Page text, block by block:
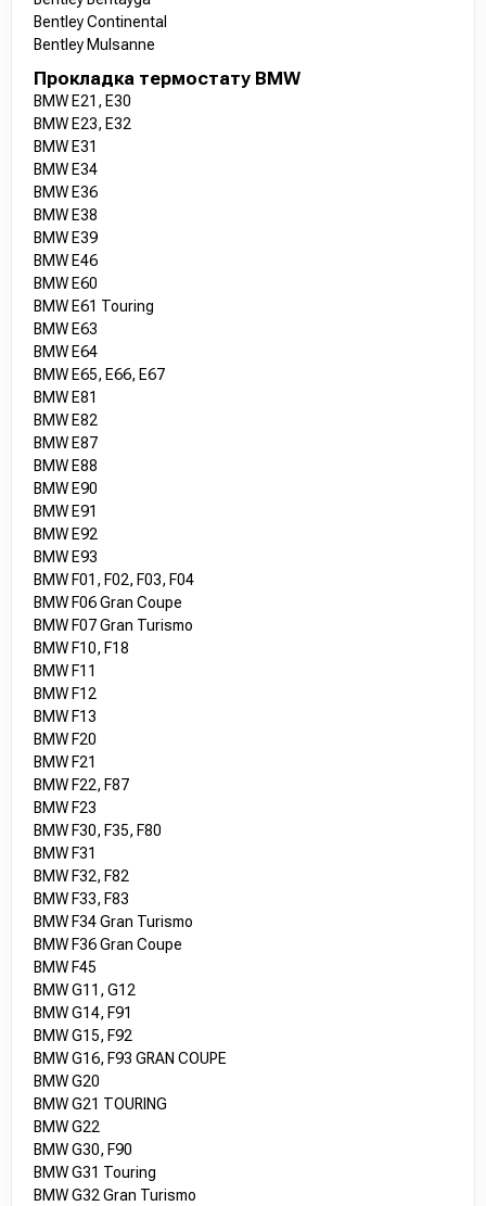
Bentley Continental
Bentley Mulsanne
Прокладка термостату BMW
BMW E21, E30
BMW E23, E32
BMW E31
BMW E34
BMW E36
BMW E38
BMW E39
BMW E46
BMW E60
BMW E61 Touring
BMW E63
BMW E64
BMW E65, E66, E67
BMW E81
BMW E82
BMW E87
BMW E88
BMW E90
BMW E91
BMW E92
BMW E93
BMW F01, F02, F03, F04
BMW F06 Gran Coupe
BMW F07 Gran Turismo
BMW F10, F18
BMW F11
BMW F12
BMW F13
BMW F20
BMW F21
BMW F22, F87
BMW F23
BMW F30, F35, F80
BMW F31
BMW F32, F82
BMW F33, F83
BMW F34 Gran Turismo
BMW F36 Gran Coupe
BMW F45
BMW G11, G12
BMW G14, F91
BMW G15, F92
BMW G16, F93 GRAN COUPE
BMW G20
BMW G21 TOURING
BMW G22
BMW G30, F90
BMW G31 Touring
BMW G32 Gran Turismo